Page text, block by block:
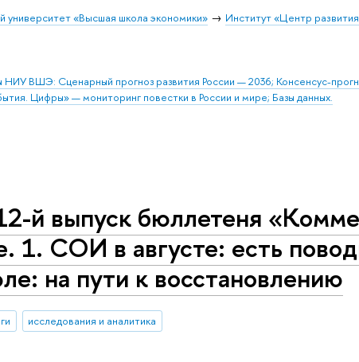
университет «Высшая школа экономики» Институт «Центр
НИУ ВШЭ: Сценарный прогноз развития России — 2036; Консенсус-
Цифры» — мониторинг повестки в России и мире; Базы данных.
й выпуск бюллетеня
1. СОИ в августе: есть
на пути к восстановлению
исследования и аналитика